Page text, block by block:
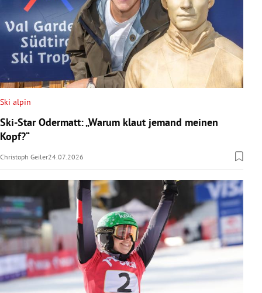
Ski alpin
Ski-Star Odermatt: „Warum klaut jemand meinen
Kopf?“
Christoph Geiler24.07.2026